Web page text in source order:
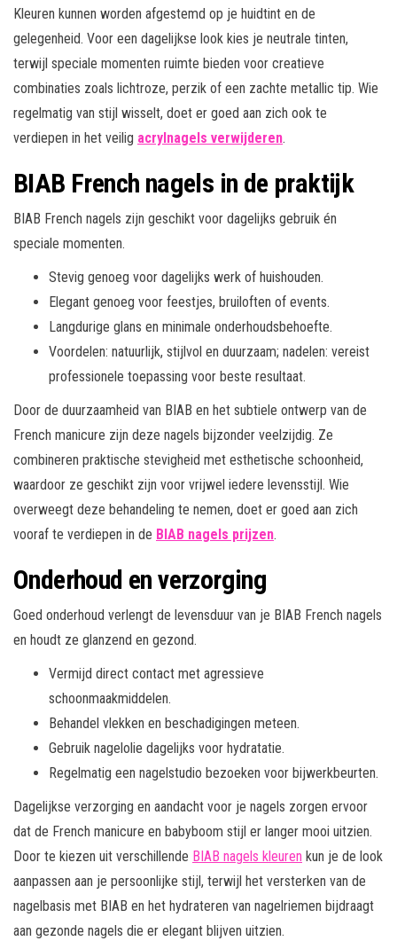
Kleuren kunnen worden afgestemd op je huidtint en de
gelegenheid. Voor een dagelijkse look kies je neutrale tinten,
terwijl speciale momenten ruimte bieden voor creatieve
combinaties zoals lichtroze, perzik of een zachte metallic tip. Wie
regelmatig van stijl wisselt, doet er goed aan zich ook te
verdiepen in het veilig acrylnagels verwijderen.
BIAB French nagels in de praktijk
BIAB French nagels zijn geschikt voor dagelijks gebruik én
speciale momenten.
Stevig genoeg voor dagelijks werk of huishouden.
Elegant genoeg voor feestjes, bruiloften of events.
Langdurige glans en minimale onderhoudsbehoefte.
Voordelen: natuurlijk, stijlvol en duurzaam; nadelen: vereist
professionele toepassing voor beste resultaat.
Door de duurzaamheid van BIAB en het subtiele ontwerp van de
French manicure zijn deze nagels bijzonder veelzijdig. Ze
combineren praktische stevigheid met esthetische schoonheid,
waardoor ze geschikt zijn voor vrijwel iedere levensstijl. Wie
overweegt deze behandeling te nemen, doet er goed aan zich
vooraf te verdiepen in de BIAB nagels prijzen.
Onderhoud en verzorging
Goed onderhoud verlengt de levensduur van je BIAB French nagels
en houdt ze glanzend en gezond.
Vermijd direct contact met agressieve
schoonmaakmiddelen.
Behandel vlekken en beschadigingen meteen.
Gebruik nagelolie dagelijks voor hydratatie.
Regelmatig een nagelstudio bezoeken voor bijwerkbeurten.
Dagelijkse verzorging en aandacht voor je nagels zorgen ervoor
dat de French manicure en babyboom stijl er langer mooi uitzien.
Door te kiezen uit verschillende BIAB nagels kleuren kun je de look
aanpassen aan je persoonlijke stijl, terwijl het versterken van de
nagelbasis met BIAB en het hydrateren van nagelriemen bijdraagt
aan gezonde nagels die er elegant blijven uitzien.